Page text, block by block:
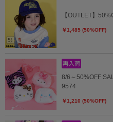
【OUTLET】
￥1,485 (50%OFF)
8/6～50%OFF
9574
￥1,210 (50%OFF)